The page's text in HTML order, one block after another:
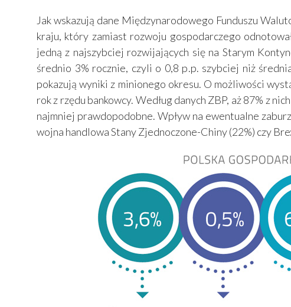
Jak wskazują dane Międzynarodowego Funduszu
kraju, który zamiast rozwoju gospodarczego
jedną z najszybciej rozwijających się na Starym
średnio 3% rocznie, czyli o 0,8 p.p. szybciej niż
pokazują wyniki z minionego okresu. O możliwości
rok z rzędu bankowcy. Według danych ZBP, aż 87% z
najmniej prawdopodobne. Wpływ na ewentualne
wojna handlowa Stany Zjednoczone-Chiny (22%) czy